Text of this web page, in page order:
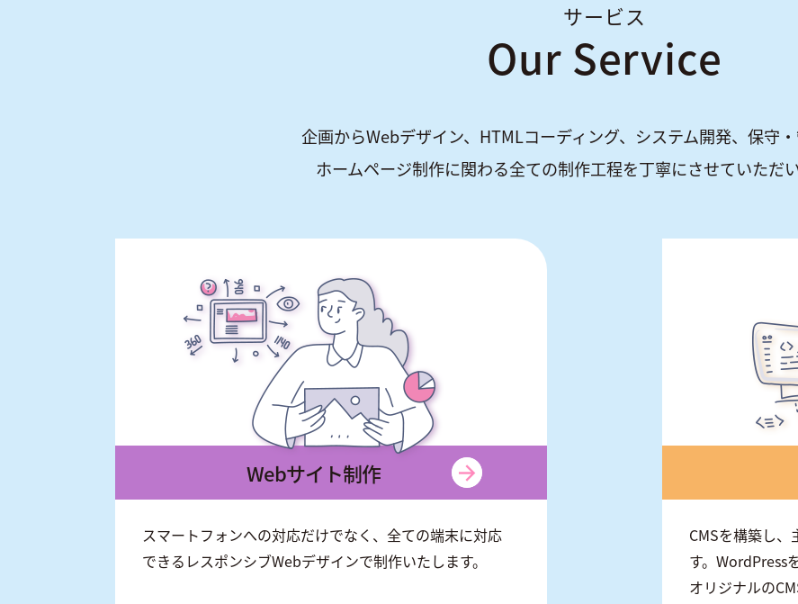
サービス
Our Service
企画からWebデザイン、HTMLコーディング、システム開発、保守・
ホームページ制作に関わる全ての制作工程を丁寧にさせていただい
Webサイト制作
スマートフォンへの対応だけでなく、全ての端末に対応
できるレスポンシブWebデザインで制作いたします。
CMSを構築し
す。WordPress
オリジナルの